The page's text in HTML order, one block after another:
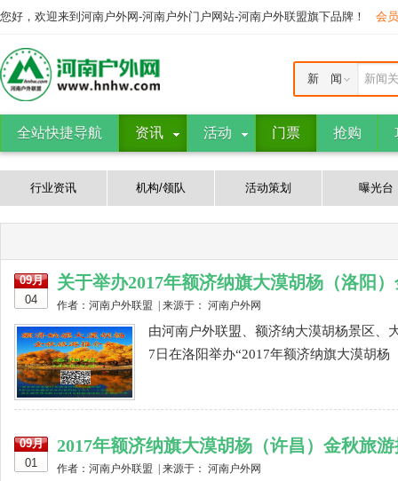
您好，欢迎来到河南户外网-河南户外门户网站-河南户外联盟旗下品牌！ 会
新闻
新 闻
全站快捷导航 资讯 活动 门票 抢购
行业资讯 机构/领队 活动策划 曝光台
09月
04
关于举办2017年额济纳旗大漠胡杨（洛阳
作者：河南户外联盟 | 来源于： 河南户外网
由河南户外联盟、额济纳大漠胡杨景区、
7日在洛阳举办“2017年额济纳旗大漠胡杨
09月
01
2017年额济纳旗大漠胡杨（许昌）金秋旅
作者：河南户外联盟 | 来源于： 河南户外网